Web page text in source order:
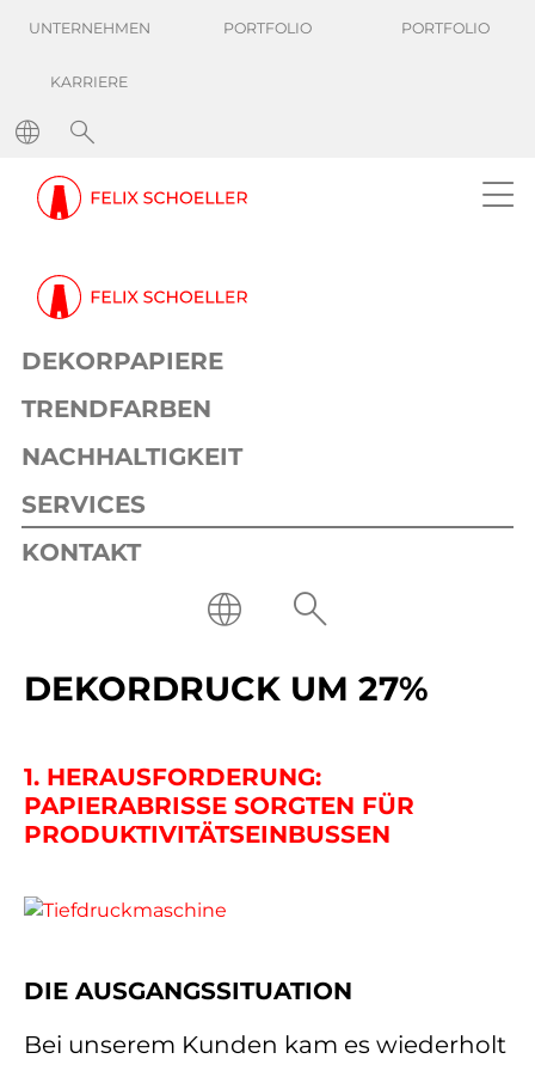
UNTERNEHMEN PORTFOLIO PORTFOLIO
KARRIERE
DEKORPAPIERE
TRENDFARBEN
NACHHALTIGKEIT
SERVICES
KONTAKT
Senkung der
Ausfallzeiten im
27%
Success Stories
USE CASE: SENKUNG DER
DEKORDRUCK UM 27%
1. HERAUSFORDERUNG:
PAPIERABRISSE SORGTEN FÜR
PRODUKTIVITÄTSEINBUSSEN
DIE AUSGANGSSITUATION
Bei unserem Kunden kam es wiederholt